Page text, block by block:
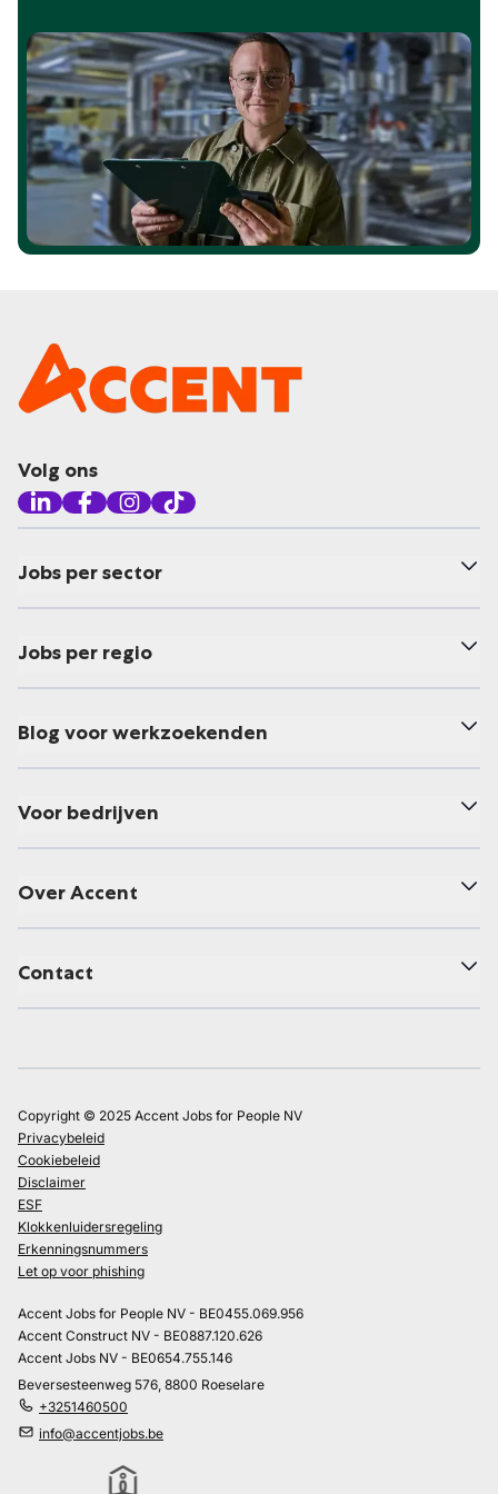
Volg ons
Jobs per sector
Jobs per regio
Blog voor werkzoekenden
Voor bedrijven
Over Accent
Contact
Copyright © 2025 Accent Jobs for People NV
Privacybeleid
Cookiebeleid
Disclaimer
ESF
Klokkenluidersregeling
Erkenningsnummers
Let op voor phishing
Accent Jobs for People NV - BE0455.069.956
Accent Construct NV - BE0887.120.626
Accent Jobs NV - BE0654.755.146
Beversesteenweg 576, 8800 Roeselare
+3251460500
info@accentjobs.be